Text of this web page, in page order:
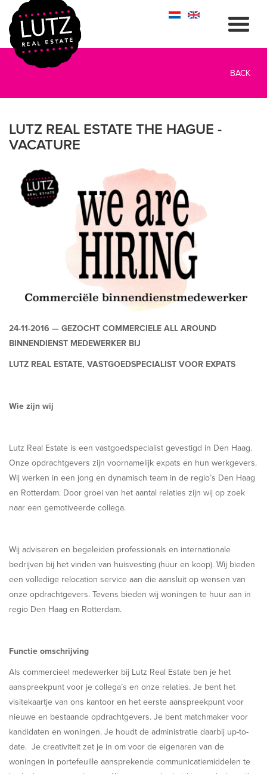
BACK
LUTZ REAL ESTATE THE HAGUE -
VACATURE
24-11-2016 — GEZOCHT COMMERCIELE ALL AROUND
BINNENDIENST MEDEWERKER BIJ
LUTZ REAL ESTATE, VASTGOEDSPECIALIST VOOR EXPATS
Wie zijn wij
Lutz Real Estate is een vastgoedspecialist gevestigd in Den Haag.
Onze opdrachtgevers zijn voornamelijk expats en hun werkgevers.
Wij werken in een jong en dynamisch team in de regio’s Den Haag
en Rotterdam. Door groei van het aantal relaties zijn wij op zoek
naar een gemotiveerde collega.
Wij adviseren en begeleiden professionals en internationale
bedrijven bij het vinden van huisvesting (huur en koop). Wij bieden
een volledige relocation service aan die aansluit op wensen van
onze opdrachtgevers. Tevens bieden wij woningen te huur aan in
regio Den Haag en Rotterdam.
Functie omschrijving
Als commercieel medewerker bij Lutz Real Estate ben je het
aanspreekpunt voor je collega’s en onze relaties. Je bent het
visitekaartje van ons kantoor en het eerste aanspreekpunt voor
nieuwe en bestaande opdrachtgevers. Je bent matchmaker voor
kandidaten en woningen. Je houdt de administratie daarbij up-to-
date. Je creativiteit zet je in om voor de eigenaren van de
woningen in portefeuille aansprekende communicatiemiddelen te